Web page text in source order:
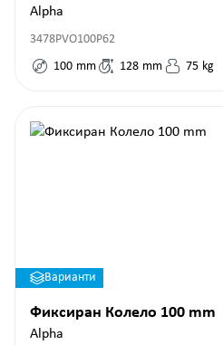
Alpha
3478PVO100P62
100 mm 128 mm 75 kg
Варианти
Фиксиран Колело 100 mm
Alpha